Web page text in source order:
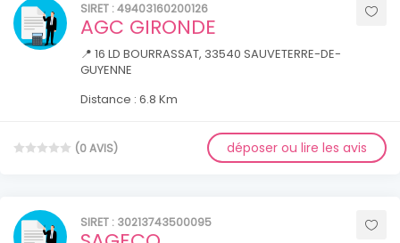
SIRET : 49403160200126
AGC GIRONDE
📍 16 LD BOURRASSAT, 33540 SAUVETERRE-DE-
GUYENNE
Distance : 6.8 Km
(0 AVIS) déposer ou lire les avis
SIRET : 30213743500095